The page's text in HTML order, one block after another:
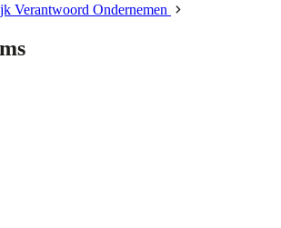
Verantwoord Ondernemen